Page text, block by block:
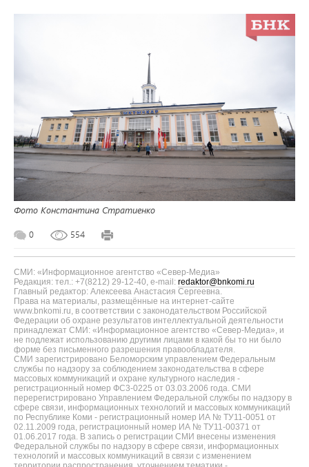
Фото Константина Стратиенко
0 554
СМИ: «Информационное агентство «Север-Медиа»
Редакция: тел.: +7(8212) 29-12-40, e-mail: redaktor@bnkomi.ru
Главный редактор: Алексеева Анастасия Сергеевна.
Права на материалы, размещённые на интернет-сайте
www.bnkomi.ru, в соответствии с законодательством Российской
Федерации об охране результатов интеллектуальной деятельности
принадлежат СМИ: «Информационное агентство «Север-Медиа», и
не подлежат использованию другими лицами в какой бы то ни было
форме без письменного разрешения правообладателя.
СМИ зарегистрировано Беломорским управлением Федеральным
службы по надзору за соблюдением законодательства в сфере
массовых коммуникаций и охране культурного наследия -
регистрационный номер ФС3-0225 от 03.03.2006 года. СМИ
перерегистрировано Управлением Федеральной службы по надзору в
сфере связи, информационных технологий и массовых коммуникаций
по Республике Коми - регистрационный номер ИА № ТУ11-0051 от
02.11.2009 года, регистрационный номер ИА № ТУ11-00371 от
01.06.2017 года. В запись о регистрации СМИ внесены изменения
Федеральной службы по надзору в сфере связи, информационных
технологий и массовых коммуникаций в связи с изменением